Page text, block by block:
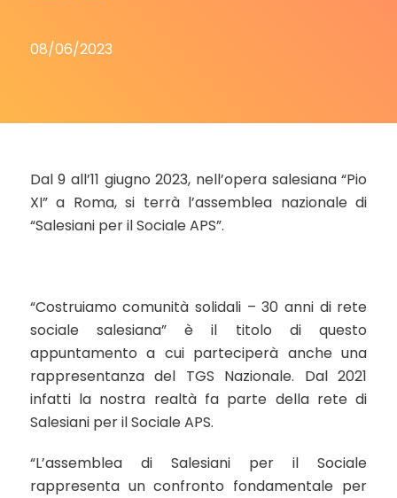
08/06/2023
Dal 9 all’11 giugno 2023, nell’opera salesiana “Pio
XI” a Roma, si terrà l’assemblea nazionale di
“Salesiani per il Sociale APS”.
“Costruiamo comunità solidali – 30 anni di rete
sociale salesiana” è il titolo di questo
appuntamento a cui parteciperà anche una
rappresentanza del TGS Nazionale. Dal 2021
infatti la nostra realtà fa parte della rete di
Salesiani per il Sociale APS.
“L’assemblea di Salesiani per il Sociale
rappresenta un confronto fondamentale per